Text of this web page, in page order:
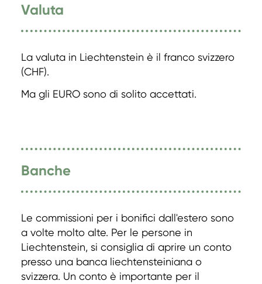
Valuta
La valuta in Liechtenstein è il franco svizzero
(CHF).
Ma gli EURO sono di solito accettati.
Banche
Le commissioni per i bonifici dall'estero sono
a volte molto alte. Per le persone in
Liechtenstein, si consiglia di aprire un conto
presso una banca liechtensteiniana o
svizzera. Un conto è importante per il